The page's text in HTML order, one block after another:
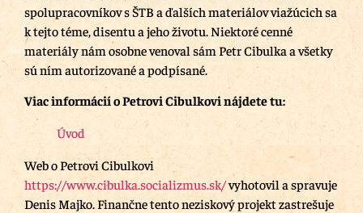
spolupracovníkov s ŠTB a ďalších materiálov viažúcich sa
k tejto téme, disentu a jeho životu. Niektoré cenné
materiály nám osobne venoval sám Petr Cibulka a všetky
sú ním autorizované a podpísané.
Viac informácií o Petrovi Cibulkovi nájdete tu:
Úvod
Web o Petrovi Cibulkovi
https://www.cibulka.socializmus.sk/vyhotovil a spravuje
Denis Majko. Finančne tento neziskový projekt zastrešuje